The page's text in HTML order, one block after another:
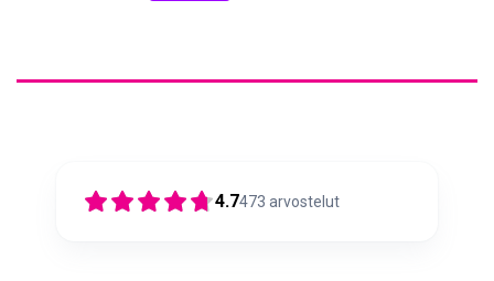
4.7473 arvostelut